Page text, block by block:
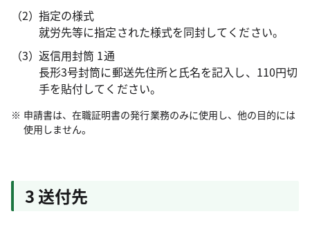
指定の様式
就労先等に指定された様式を同封してください。
返信用封筒 1通
長形3号封筒に郵送先住所と氏名を記入し、110円切
手を貼付してください。
申請書は、在職証明書の発行業務のみに使用し、他の目的には
使用しません。
3 送付先